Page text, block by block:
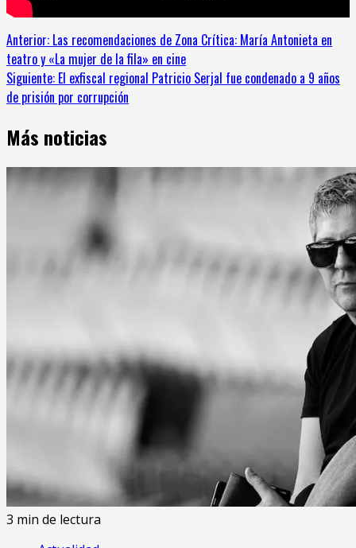
Sigue
leyendo
Anterior: Las recomendaciones de Zona Crítica: María Antonieta en
teatro y «La mujer de la fila» en cine
Siguiente: El exfiscal regional Patricio Serjal fue condenado a 9 años
de prisión por corrupción
Más noticias
3 min de lectura